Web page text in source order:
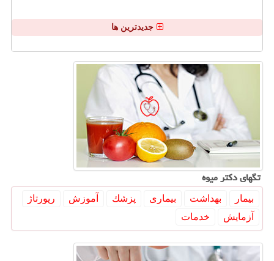
جدیدترین ها
تگهای دكتر میوه
بیمار بهداشت بیماری پزشك آموزش
رپورتاژ
آزمایش
خدمات